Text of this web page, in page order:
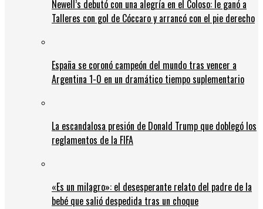
Newell’s debutó con una alegría en el Coloso: le ganó a
Talleres con gol de Cóccaro y arrancó con el pie derecho
España se coronó campeón del mundo tras vencer a
Argentina 1-0 en un dramático tiempo suplementario
La escandalosa presión de Donald Trump que doblegó los
reglamentos de la FIFA
«Es un milagro»: el desesperante relato del padre de la
bebé que salió despedida tras un choque